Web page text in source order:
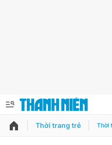
PODCAST QUẢNG CÁO
Thời trang trẻ Thời